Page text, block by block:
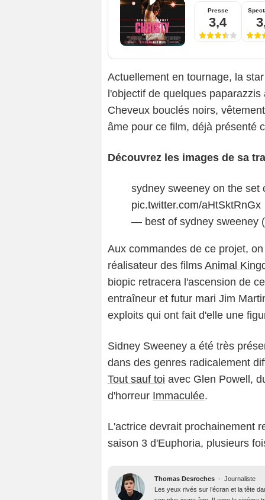
Presse
3,4
Actuellement en tournage, la
l'objectif de quelques
Cheveux bouclés noirs,
âme pour ce film, déjà présenté
Découvrez les images de sa
sydney sweeney on the set
pic.twitter.com/aHtSktRnGx
— best of sydney sweeney
Aux commandes de ce projet,
réalisateur des films Animal
biopic retracera l'ascension de
entraîneur et futur mari Jim
exploits qui ont fait d'elle une
Sidney Sweeney a été très
dans des genres radicalement
Tout sauf toi avec Glen Powell,
d'horreur Immaculée.
L'actrice devrait prochainement
saison 3 d'Euphoria, plusieurs
Thomas Desroches - Journaliste
Les yeux rivés sur l’écran et la tête